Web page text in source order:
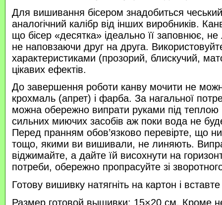
Для вишивання бісером знадобиться
аналогічний калібр від інших виробників.
що бісер «десятка» ідеально її заповнює,
не наповзаючи друг на друга.
характеристиками (прозорий, блискучий,
цікавих ефектів.
До завершення роботи канву мочити не
крохмаль (апрет) і фарба. За нагальної
можна обережно випрати руками під
сильних миючих засобів аж поки вода не
Перед пранням обов’язково перевірте, що
тощо, якими ви вишивали, не линяють.
віджимайте, а дайте їй висохнути на
потреби, обережно пропрасуйте зі
Готову вишивку натягніть на картон і
Размер готовой вышивки: 15×20 см. Кроме